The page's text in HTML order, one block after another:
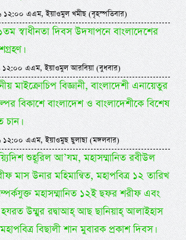
এএম, ইয়াওমুল খমীছ (বৃহস্পতিবার)
স্বাধীনতা দিবস উদযাপনে বাংলাদেশের
এএম, ইয়াওমুল আরবিয়া (বুধবার)
মাইক্রোচিপ বিজ্ঞানী, বাংলাদেশী এনায়েতুর
বিকাশে বাংলাদেশ ও বাংলাদেশীকে বিশেষ
এএম, ইয়াওমুছ ছুলাছা (মঙ্গলবার)
শুহূরিল আ’যম, মহাসম্মানিত রবীউল
মাস উনার মহিমান্বিত, মহাপবিত্র ১২ তারিখ
মহাসম্মানিত ১২ই ছফর শরীফ এবং
হযরত উম্মুর রদ্বাআহ্ আছ ছানিয়াহ্ আলাইহাস
বিছালী শান মুবারক প্রকাশ দিবস।